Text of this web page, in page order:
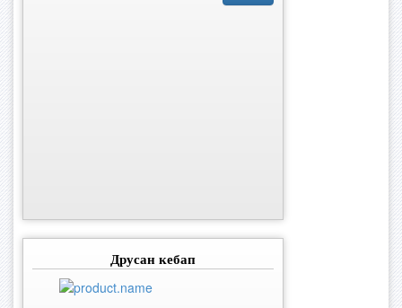
Друсан кебап